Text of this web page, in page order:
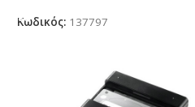
Κωδικός: 137797